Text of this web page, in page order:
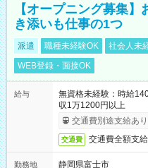
【オープニング募集
き添いも仕事の1つ
派遣 職種未経験OK 社会人未
WEB登録・面接OK
給与
無資格未経験：時給
収1万1200円以上
交通費別途支給あり
交通費 交通費全額支
勤務地
静岡県富士市